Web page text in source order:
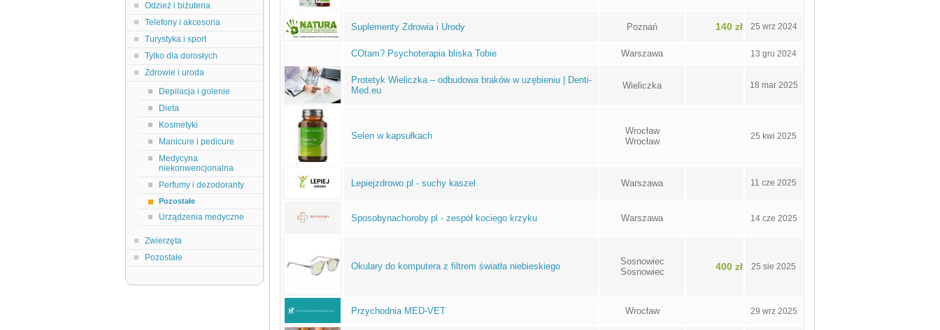
Odzież i biżuteria
Telefony i akcesoria
Turystyka i sport
Tylko dla dorosłych
Zdrowie i uroda
Depilacja i golenie
Dieta
Kosmetyki
Manicure i pedicure
Medycyna
niekonwencjonalna
Perfumy i dezodoranty
Pozostałe
Urządzenia medyczne
Zwierzęta
Pozostałe
Suplementy Zdrowia i Urody Poznań 140 zł 25 wrz 2024
COtam? Psychoterapia bliska Tobie Warszawa 13 gru 2024
Protetyk Wieliczka – odbudowa braków w uzębieniu | Denti-
Med.eu
Wieliczka 18 mar 2025
Selen w kapsułkach
Wrocław
Wrocław
25 kwi 2025
Lepiejzdrowo.pl - suchy kaszel Warszawa 11 cze 2025
Sposobynachoroby.pl - zespół kociego krzyku Warszawa 14 cze 2025
Okulary do komputera z filtrem światła niebieskiego
Sosnowiec
Sosnowiec
400 zł 25 sie 2025
Przychodnia MED-VET Wrocław 29 wrz 2025